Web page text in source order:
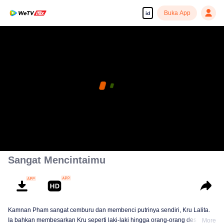
id Buka App
Sangat Mencintaimu
Kamnan Pham sangat cemburu dan membenci putrinya sendiri, Kru Lalita.
Ia bahkan membesarkan Kru seperti laki-laki hingga orang-orang desa
More